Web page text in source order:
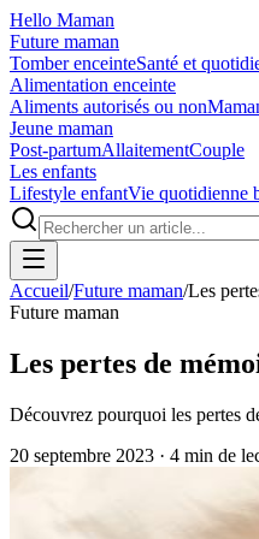
Hello Maman
Future maman
Tomber enceinteSanté et
Alimentation enceinte
Aliments autorisés ou non
Jeune maman
Post-partumAllaitementCouple
Les enfants
Lifestyle enfantVie quotidienne
Accueil/Future maman/Les
Future maman
Les pertes de
Découvrez pourquoi les pertes
20 septembre 2023 · 4 min de